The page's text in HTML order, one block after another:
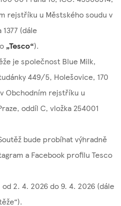
rejstříku u Městského soudu v
(dále
„Tesco“).
je společnost Blue Milk,
449/5, Holešovice, 170
Obchodním rejstříku u
oddíl C, vložka 254001
bude probíhat výhradně
a Facebook profilu Tesco
2. 4. 2026 do 9. 4. 2026 (dále